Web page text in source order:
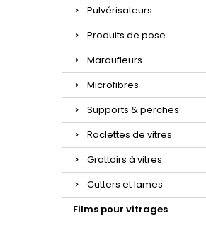
Pulvérisateurs
Produits de pose
Maroufleurs
Microfibres
Supports & perches
Raclettes de vitres
Grattoirs à vitres
Cutters et lames
Films pour vitrages